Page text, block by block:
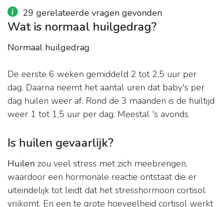
29 gerelateerde vragen gevonden
Wat is normaal huilgedrag?
Normaal huilgedrag
De eerste 6 weken gemiddeld 2 tot 2,5 uur per
dag. Daarna neemt het aantal uren dat baby's per
dag huilen weer af. Rond de 3 maanden is de huiltijd
weer 1 tot 1,5 uur per dag. Meestal 's avonds.
Is huilen gevaarlijk?
Huilen zou veel stress met zich meebrengen,
waardoor een hormonale reactie ontstaat die er
uiteindelijk tot leidt dat het stresshormoon cortisol
vrijkomt. En een te grote hoeveelheid cortisol werkt